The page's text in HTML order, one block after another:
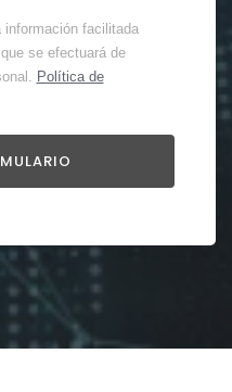
información facilitada
se efectuará de
Política de